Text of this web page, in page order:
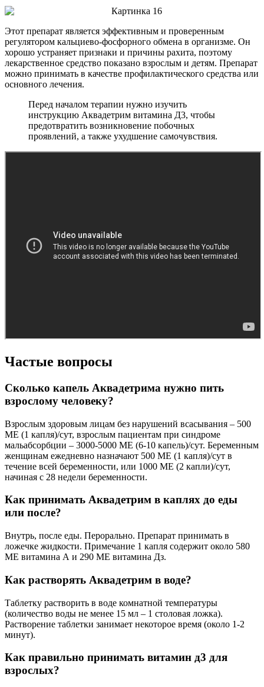
Этот препарат является эффективным и проверенным
регулятором кальциево-фосфорного обмена в организме. Он
хорошо устраняет признаки и причины рахита, поэтому
лекарственное средство показано взрослым и детям. Препарат
можно принимать в качестве профилактического средства или
основного лечения.
Перед началом терапии нужно изучить
инструкцию Аквадетрим витамина Д3, чтобы
предотвратить возникновение побочных
проявлений, а также ухудшение самочувствия.
Частые вопросы
Сколько капель Аквадетрима нужно пить
взрослому человеку?
Взрослым здоровым лицам без нарушений всасывания – 500
МЕ (1 капля)/сут, взрослым пациентам при синдроме
мальабсорбции – 3000-5000 МЕ (6-10 капель)/сут. Беременным
женщинам ежедневно назначают 500 МЕ (1 капля)/сут в
течение всей беременности, или 1000 МЕ (2 капли)/сут,
начиная с 28 недели беременности.
Как принимать Аквадетрим в каплях до еды
или после?
Внутрь, после еды. Перорально. Препарат принимать в
ложечке жидкости. Примечание 1 капля содержит около 580
ME витамина А и 290 ME витамина Дз.
Как растворять Аквадетрим в воде?
Таблетку растворить в воде комнатной температуры
(количество воды не менее 15 мл – 1 столовая ложка).
Растворение таблетки занимает некоторое время (около 1-2
минут).
Как правильно принимать витамин д3 для
взрослых?